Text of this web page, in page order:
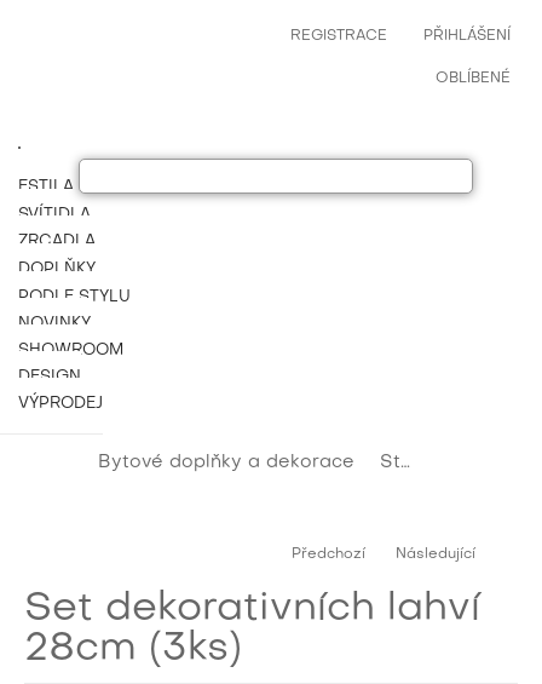
PŘIHLÁŠENÍ
REGISTRACE
OBLÍBENÉ
ESTILA NÁBYTEK
SVÍTIDLA
ZRCADLA
DOPLŇKY
PODLE STYLU
NOVINKY
SHOWROOM
DESIGN
VÝPRODEJ
Bytové doplňky a dekorace Stylové a luxusní dekorace
Předchozí Následující
Set dekorativních lahví
28cm (3ks)